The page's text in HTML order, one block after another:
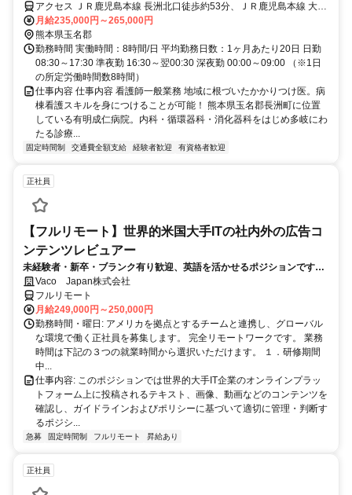
アクセス ＪＲ鹿児島本線 長洲北口徒歩約53分、ＪＲ鹿児島本線 大野
下北口徒歩約57分、ＪＲ鹿児島本線 玉名北口徒歩約82分
月給235,000円～265,000円
熊本県玉名郡
勤務時間 実働時間：8時間/日 平均勤務日数：1ヶ月あたり20日 日勤
08:30～17:30 準夜勤 16:30～翌00:30 深夜勤 00:00～09:00 （※1日
の所定労働時間数8時間）
仕事内容 仕事内容 看護師一般業務 地域に根づいたかかりつけ医。病
棟看護スキルを身につけることが可能！ 熊本県玉名郡長洲町に位置
している有明成仁病院。内科・循環器科・消化器科をはじめ多岐にわ
たる診療...
固定時間制 交通費全額支給 経験者歓迎 有資格者歓迎
正社員
【フルリモート】世界的米国大手ITの社内外の広告コ
ンテンツレビュアー
未経験者・新卒・ブランク有り歓迎、英語を活かせるポジションです。
完全リモート
Vaco Japan株式会社
フルリモート
月給249,000円～250,000円
勤務時間・曜日: アメリカを拠点とするチームと連携し、グローバル
な環境で働く正社員を募集します。 完全リモートワークです。 業務
時間は下記の３つの就業時間から選択いただけます。 １．研修期間
中...
仕事内容: このポジションでは世界的大手IT企業のオンラインプラッ
トフォーム上に投稿されるテキスト、画像、動画などのコンテンツを
確認し、ガイドラインおよびポリシーに基づいて適切に管理・判断す
るポジシ...
急募 固定時間制 フルリモート 昇給あり
正社員